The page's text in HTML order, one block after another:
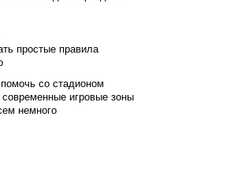
простые правила
со стадионом
игровые зоны
немного